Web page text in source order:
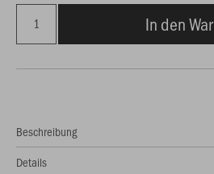
In den
Beschreibung
Details